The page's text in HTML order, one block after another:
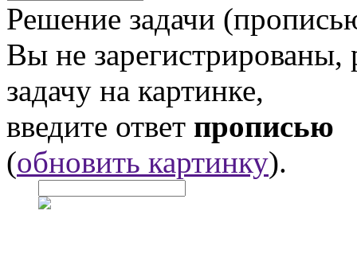
Решение задачи
Вы не
задачу на картинке,
введите ответ прописью
(обновить картинку).